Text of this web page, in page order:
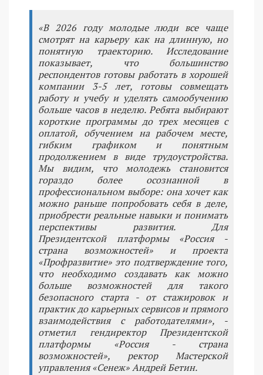
«В 2026 году молодые люди все чаще
смотрят на карьеру как на длинную, но
понятную траекторию. Исследование
показывает, что большинство
респондентов готовы работать в хорошей
компании 3-5 лет, готовы совмещать
работу и учебу и уделять самообучению
больше часов в неделю. Ребята выбирают
короткие программы до трех месяцев с
оплатой, обучением на рабочем месте,
гибким графиком и понятным
продолжением в виде трудоустройства.
Мы видим, что молодежь становится
гораздо более осознанной в
профессиональном выборе: она хочет как
можно раньше попробовать себя в деле,
приобрести реальные навыки и понимать
перспективы развития. Для
Президентской платформы «Россия -
страна возможностей» и проекта
«Профразвитие» это подтверждение того,
что необходимо создавать как можно
больше возможностей для такого
безопасного старта - от стажировок и
практик до карьерных сервисов и прямого
взаимодействия с работодателями», -
отметил гендиректор Президентской
платформы «Россия - страна
возможностей», ректор Мастерской
управления «Сенеж» Андрей Бетин.